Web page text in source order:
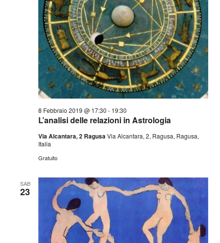
L’analisi delle relazioni in Astrologia
8 Febbraio 2019 @ 17:30 - 19:30
Via Alcantara, 2 RagusaVia Alcantara, 2, Ragusa, Ragusa,
Italia
Gratuito
SAB
23